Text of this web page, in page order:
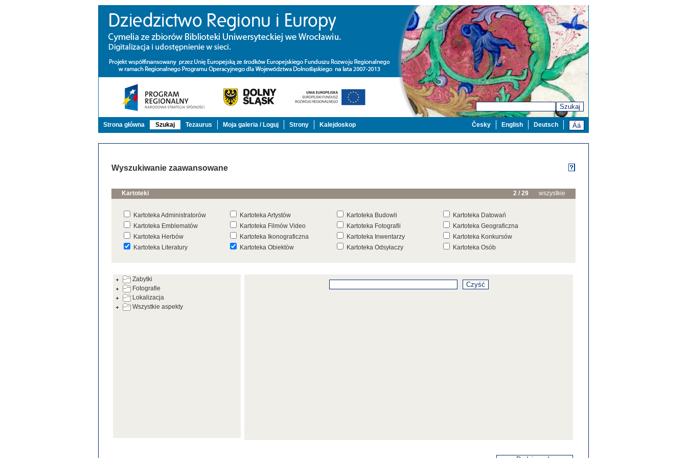
Szukaj
Strona główna Szukaj Tezaurus Moja galeria / Loguj Strony Kalejdoskop Deutsch
English
Česky
Wyszukiwanie zaawansowane
Kartoteki 2 / 29 wszystkie
Kartoteka Administratorów Kartoteka Artystów Kartoteka Budowli
Kartoteka Datowań
Kartoteka Emblematów
Kartoteka Filmów Video Kartoteka Fotografii
Kartoteka Geograficzna
Kartoteka Herbów
Kartoteka Ikonograficzna Kartoteka Inwentarzy
Kartoteka Konkursów
Kartoteka Literatury
Kartoteka Obiektów Kartoteka Odsyłaczy
Kartoteka Osób
Kartoteka Warsztatów
Kartoteka Wydarzeń Inwentarza
Kartoteka Wystaw
Kartoteka Zabytków
Kartoteka Znaków, Stempli i Punc Kartoteka Źródeł
Zabytki
Fotografie
Lokalizacja
Wszystkie aspekty